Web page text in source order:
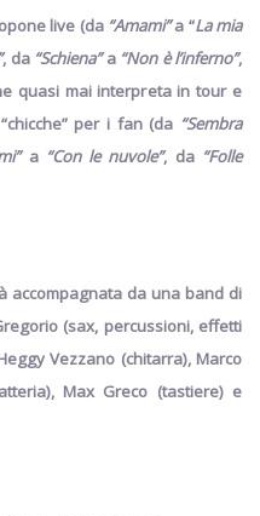
live (da “Amami”a “La mia
, da “Schiena”a “Non è l’inferno”,
quasi mai interpreta in tour e
per i fan(da “Sembra
a“Con le nuvole”, da “Folle
accompagnata da una band di
(sax, percussioni, effetti
Vezzano (chitarra), Marco
Max Greco (tastiere) e